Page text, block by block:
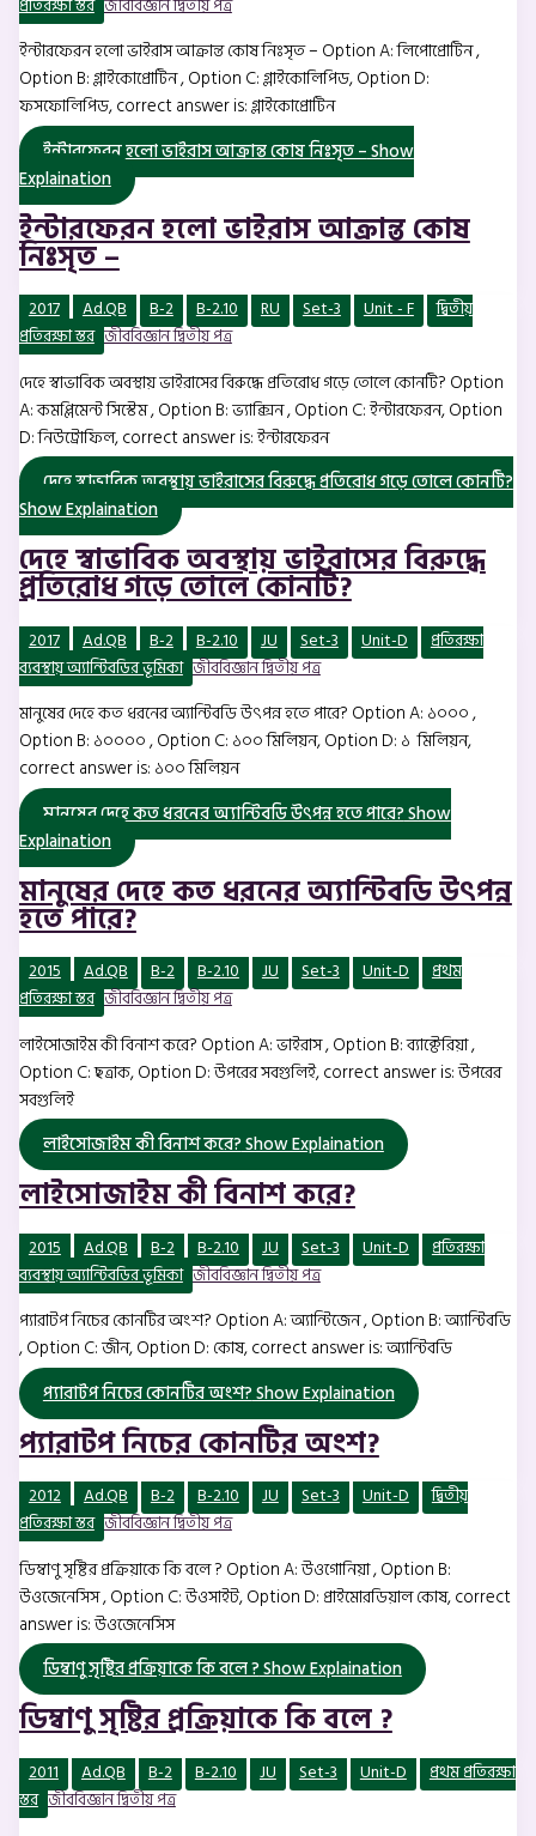
প্রতিরক্ষা স্তর জীববিজ্ঞান দ্বিতীয় পত্র
ইন্টারফেরন হলো ভাইরাস আক্রান্ত কোষ নিঃসৃত – Option A: লিপোপ্রোটিন ,
Option B: গ্লাইকোপ্রোটিন , Option C: গ্লাইকোলিপিড, Option D:
ফসফোলিপিড, correct answer is: গ্লাইকোপ্রোটিন
ইন্টারফেরন হলো ভাইরাস আক্রান্ত কোষ নিঃসৃত –Show
Explaination
ইন্টারফেরন হলো ভাইরাস আক্রান্ত কোষ
নিঃসৃত –
2017 Ad.QB B-2 B-2.10 RU Set-3 Unit - F
দ্বিতীয়
প্রতিরক্ষা স্তর জীববিজ্ঞান দ্বিতীয় পত্র
দেহে স্বাভাবিক অবস্থায় ভাইরাসের বিরুদ্ধে প্রতিরোধ গড়ে তোলে কোনটি? Option
A: কমপ্লিমেন্ট সিস্টেম , Option B: ভ্যাক্সিন , Option C: ইন্টারফেরন, Option
D: নিউট্রোফিল, correct answer is: ইন্টারফেরন
দেহে স্বাভাবিক অবস্থায় ভাইরাসের বিরুদ্ধে প্রতিরোধ গড়ে তোলে কোনটি?
Show Explaination
দেহে স্বাভাবিক অবস্থায় ভাইরাসের বিরুদ্ধে
প্রতিরোধ গড়ে তোলে কোনটি?
2017 Ad.QB B-2 B-2.10 JU Set-3 Unit-D
প্রতিরক্ষা
ব্যবস্থায় অ্যান্টিবডির ভূমিকা জীববিজ্ঞান দ্বিতীয় পত্র
মানুষের দেহে কত ধরনের অ্যান্টিবডি উৎপন্ন হতে পারে? Option A: ১০০০ ,
Option B: ১০০০০ , Option C: ১০০ মিলিয়ন, Option D: ১ মিলিয়ন,
correct answer is: ১০০ মিলিয়ন
মানুষের দেহে কত ধরনের অ্যান্টিবডি উৎপন্ন হতে পারে?Show
Explaination
মানুষের দেহে কত ধরনের অ্যান্টিবডি উৎপন্ন
হতে পারে?
2015 Ad.QB B-2 B-2.10 JU Set-3 Unit-D
প্রথম
প্রতিরক্ষা স্তর জীববিজ্ঞান দ্বিতীয় পত্র
লাইসোজাইম কী বিনাশ করে? Option A: ভাইরাস , Option B: ব্যাক্টেরিয়া ,
Option C: ছত্রাক, Option D: উপরের সবগুলিই, correct answer is: উপরের
সবগুলিই
লাইসোজাইম কী বিনাশ করে?Show Explaination
লাইসোজাইম কী বিনাশ করে?
2015 Ad.QB B-2 B-2.10 JU Set-3 Unit-D
প্রতিরক্ষা
ব্যবস্থায় অ্যান্টিবডির ভূমিকা জীববিজ্ঞান দ্বিতীয় পত্র
প্যারাটপ নিচের কোনটির অংশ? Option A: অ্যান্টিজেন , Option B: অ্যান্টিবডি
, Option C: জীন, Option D: কোষ, correct answer is: অ্যান্টিবডি
প্যারাটপ নিচের কোনটির অংশ?Show Explaination
প্যারাটপ নিচের কোনটির অংশ?
2012 Ad.QB B-2 B-2.10 JU Set-3 Unit-D
দ্বিতীয়
প্রতিরক্ষা স্তর জীববিজ্ঞান দ্বিতীয় পত্র
ডিম্বাণু সৃষ্টির প্রক্রিয়াকে কি বলে ? Option A: উওগোনিয়া , Option B:
উওজেনেসিস , Option C: উওসাইট, Option D: প্রাইমোরডিয়াল কোষ, correct
answer is: উওজেনেসিস
ডিম্বাণু সৃষ্টির প্রক্রিয়াকে কি বলে ?Show Explaination
ডিম্বাণু সৃষ্টির প্রক্রিয়াকে কি বলে ?
2011 Ad.QB B-2 B-2.10 JU Set-3 Unit-D
প্রথম প্রতিরক্ষা
স্তর জীববিজ্ঞান দ্বিতীয় পত্র